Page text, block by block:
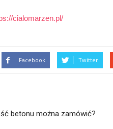
cialomarzen.pl/
Facebook Twitter
betonu można zamówić?